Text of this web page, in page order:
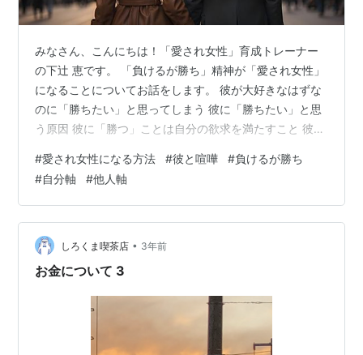
みなさん、こんにちは！「愛され女性」育成トレーナー
の下辻 恵です。 「負けるが勝ち」精神が「愛され女性」
になることについてお話をします。 彼が大好きなはずな
のに「勝ちたい」と思ってしまう 彼に「勝ちたい」と思
う原因 彼に「勝つ」ことは自分の欲求を満たすこと 彼に
「勝つ」ことではない 自分の「承認欲求」を自分で満た
す 尊敬できる男性を選ぶ 正しさの証明＝愛情を壊す行為
「まぁいいか」精神で 彼が大好きなはずなのに「勝ちた
い」と思ってしまう これは過去の私の体験なのですが、
私は「他人軸」で生きており彼に対しては主従関係のよ
うに彼に「尽くす」ことを生…
#愛され女性になる方法 #彼と喧嘩 #負けるが勝ち
#自分軸 #他人軸
しろくま喫茶店 • 3年前
お金について 3